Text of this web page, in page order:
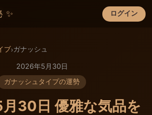
✨ ログイン
×
ブ›ガナッシュ
2026年5月30日
ガナッシュタイプの運勢
30日 優雅な気品を